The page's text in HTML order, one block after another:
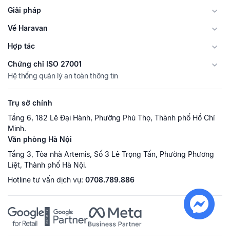
Giải pháp
Về Haravan
Hợp tác
Chứng chỉ ISO 27001
Hệ thống quản lý an toàn thông tin
Trụ sở chính
Tầng 6, 182 Lê Đại Hành, Phường Phú Thọ, Thành phố Hồ Chí
Minh.
Văn phòng Hà Nội
Tầng 3, Tòa nhà Artemis, Số 3 Lê Trọng Tấn, Phường Phương
Liệt, Thành phố Hà Nội.
Hotline tư vấn dịch vụ: 0708.789.886